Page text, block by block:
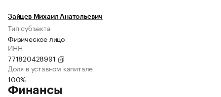
Зайцев Михаил Анатольевич
Тип субъекта
Физическое лицо
ИНН
771820428991
Доля в уставном капитале
100%
Финансы